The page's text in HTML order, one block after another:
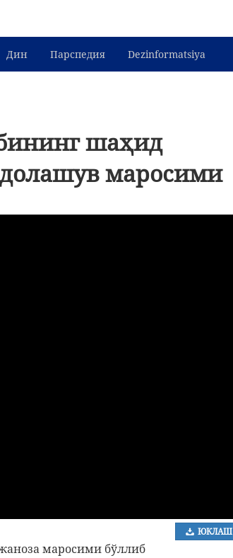
Дин Парспедия Dezinformatsiya
шаҳид
маросими
ЮКЛАШ
маросими бўллиб